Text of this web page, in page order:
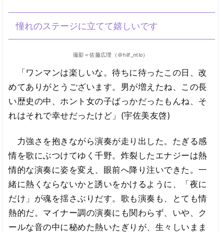
憧れのステージに立てて嬉しいです
撮影＝佐藤広理（＠hilf_ntlo）
「ワンマンは楽しいな。待ちに待ったこの日、改
めてありがとうございます。男が増えたね、この長
い歴史の中、ホント女の子ばっかだったもんね、そ
れはそれで幸せだったけど」(宇佐美友啓)
力強さを抱きながら演奏が走り出した。たぎる感
情を歌にぶつけてゆく千野。炸裂したエナジーは熱
情的な演奏に姿を変え、眼前へ降り注いできた。一
緒に熱くならないかと誘いをかけるように、「夜に
だけ」が魂を揺さぶりだす。歌も演奏も、とても情
熱的だ。マイナー調の演奏にも関わらず、いや、ク
ールな音の中に秘めた熱いたぎりが、生々しいまま